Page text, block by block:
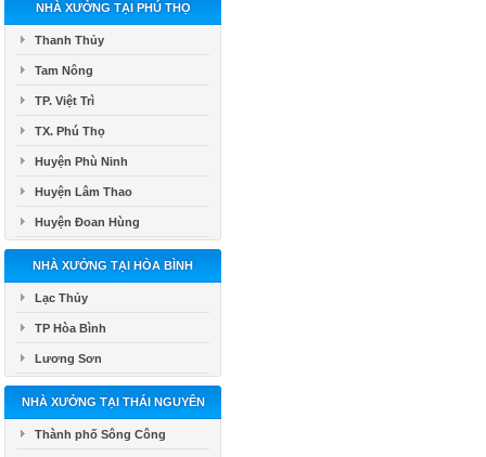
NHÀ XƯỞNG TẠI PHÚ THỌ
Thanh Thủy
Tam Nông
TP. Việt Trì
TX. Phú Thọ
Huyện Phù Ninh
Huyện Lâm Thao
Huyện Đoan Hùng
NHÀ XƯỞNG TẠI HÒA BÌNH
Lạc Thủy
TP Hòa Bình
Lương Sơn
NHÀ XƯỞNG TẠI THÁI NGUYÊN
Thành phố Sông Công